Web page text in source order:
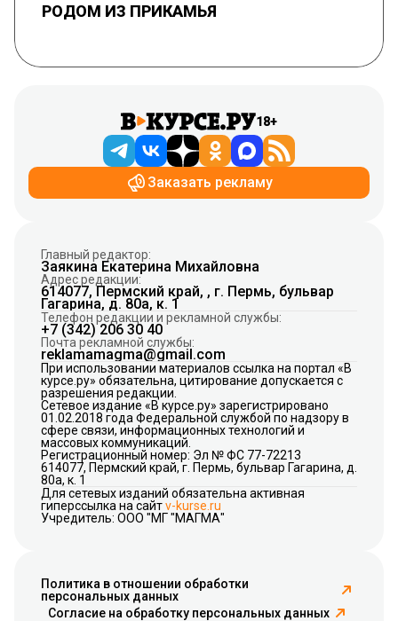
РОДОМ ИЗ ПРИКАМЬЯ
18+
Заказать рекламу
Главный редактор:
Заякина Екатерина Михайловна
Адрес редакции:
614077, Пермский край, , г. Пермь, бульвар
Гагарина, д. 80а, к. 1
Телефон редакции и рекламной службы:
+7 (342) 206 30 40
Почта рекламной службы:
reklamamagma@gmail.com
При использовании материалов ссылка на портал «В
курсе.ру» обязательна, цитирование допускается с
разрешения редакции.
Сетевое издание «В курсе.ру» зарегистрировано
01.02.2018 года Федеральной службой по надзору в
сфере связи, информационных технологий и
массовых коммуникаций.
Регистрационный номер: Эл № ФС 77-72213
614077, Пермский край, г. Пермь, бульвар Гагарина, д.
80а, к. 1
Для сетевых изданий обязательна активная
гиперссылка на сайтv-kurse.ru
Учредитель: ООО "МГ "МАГМА"
Политика в отношении обработки
персональных данных
Согласие на обработку персональных данных